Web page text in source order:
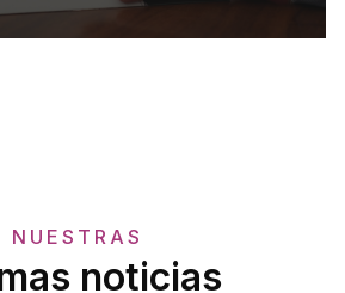
NUESTRAS
noticias